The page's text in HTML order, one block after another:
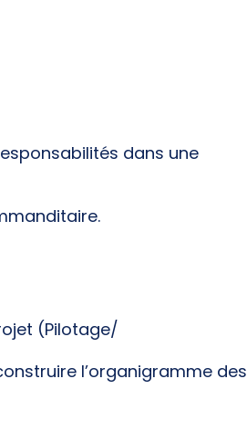
dans une
(Pilotage/
l’organigramme des